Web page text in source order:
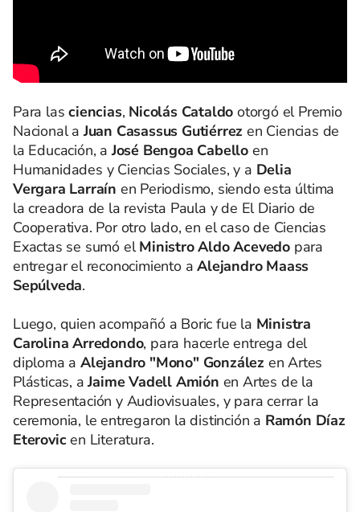
Para lasciencias, Nicolás Cataldo otorgó el Premio
Nacional aJuan Casassus Gutiérrez en Ciencias de
la Educación, aJosé Bengoa Cabello en
Humanidades y Ciencias Sociales, y a Delia
Vergara Larraín en Periodismo, siendo esta última
la creadora de la revista Paula y de El Diario de
Cooperativa. Por otro lado, en el caso de Ciencias
Exactas se sumó elMinistro Aldo Acevedo para
entregar el reconocimiento aAlejandro Maass
Sepúlveda.
Luego, quien acompañó a Boric fue la Ministra
Carolina Arredondo, para hacerle entrega del
diploma aAlejandro "Mono" González en Artes
Plásticas, aJaime Vadell Amión en Artes de la
Representación y Audiovisuales, y para cerrar la
ceremonia, le entregaron la distinción a Ramón Díaz
Eterovic en Literatura.